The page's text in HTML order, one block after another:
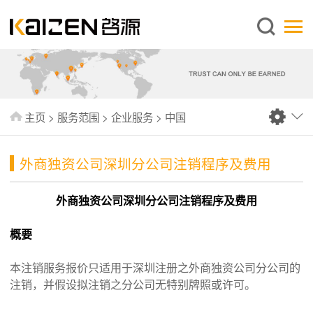
简体中文
关于启源
服务范围
新闻中心
知识库
常见问题
主页 > 服务范围 > 企业服务 > 中国
​外商独资公司深圳分公司注销程序及费用
外商独资公司深圳分公司注销程序及费用
概要
本注销服务报价只适用于深圳注册之外商独资公司分公司的
注销，并假设拟注销之分公司无特别牌照或许可。